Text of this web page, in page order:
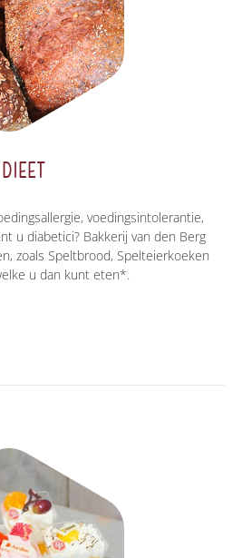
voedingsintolerantie,
u diabetici? Bakkerij van den Berg
zoals Speltbrood, Spelteierkoeken
u dan kunt eten*.